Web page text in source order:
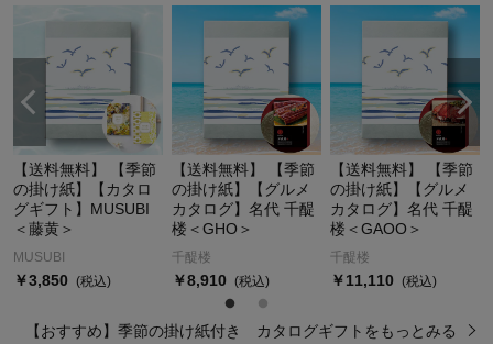
【送料無料】 【季節
の掛け紙】【カタロ
グギフト】MUSUBI
＜藤黄＞
MUSUBI
￥3,850 (税込)
【送料無料】 【季節
の掛け紙】【グルメ
カタログ】名代 千醍
楼＜GHO＞
千醍楼
￥8,910 (税込)
【送料無料】 【季節
の掛け紙】【グルメ
カタログ】名代 千醍
楼＜GAOO＞
千醍楼
￥11,110 (税込)
【おすすめ】季節の掛け紙付き カタログギフトをもっとみる